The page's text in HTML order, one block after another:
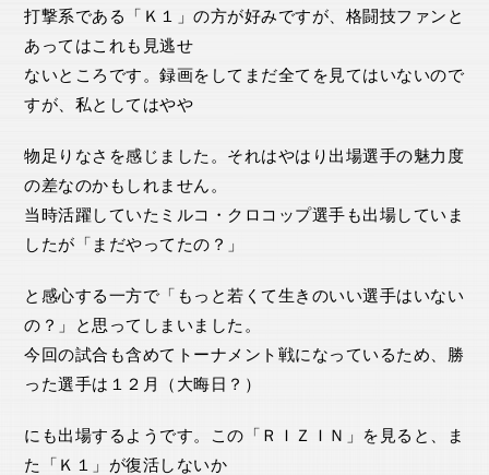
打撃系である「Ｋ１」の方が好みですが、格闘技ファンと
あってはこれも見逃せ
ないところです。録画をしてまだ全てを見てはいないので
すが、私としてはやや
物足りなさを感じました。それはやはり出場選手の魅力度
の差なのかもしれません。
当時活躍していたミルコ・クロコップ選手も出場していま
したが「まだやってたの？」
と感心する一方で「もっと若くて生きのいい選手はいない
の？」と思ってしまいました。
今回の試合も含めてトーナメント戦になっているため、勝
った選手は１２月（大晦日？）
にも出場するようです。この「ＲＩＺＩＮ」を見ると、ま
た「Ｋ１」が復活しないか